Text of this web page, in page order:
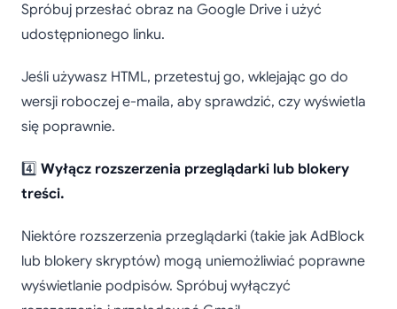
Spróbuj przesłać obraz na Google Drive i użyć
udostępnionego linku.
Jeśli używasz HTML, przetestuj go, wklejając go do
wersji roboczej e-maila, aby sprawdzić, czy wyświetla
się poprawnie.
4️⃣ Wyłącz rozszerzenia przeglądarki lub blokery
treści.
Niektóre rozszerzenia przeglądarki (takie jak AdBlock
lub blokery skryptów) mogą uniemożliwiać poprawne
wyświetlanie podpisów. Spróbuj wyłączyć